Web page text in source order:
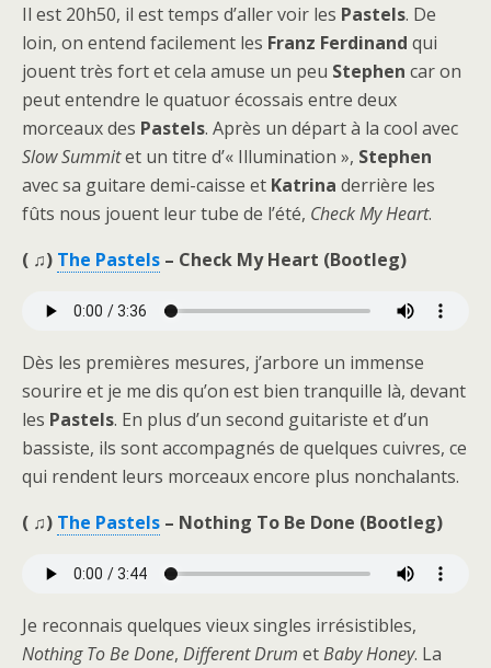
Il est 20h50, il est temps d’aller voir les Pastels. De
loin, on entend facilement les Franz Ferdinand qui
jouent très fort et cela amuse un peu Stephen car on
peut entendre le quatuor écossais entre deux
morceaux des Pastels. Après un départ à la cool avec
Slow Summitet un titre d’« Illumination », Stephen
avec sa guitare demi-caisse et Katrina derrière les
fûts nous jouent leur tube de l’été, Check My Heart.
( ♫) The Pastels – Check My Heart (Bootleg)
Dès les premières mesures, j’arbore un immense
sourire et je me dis qu’on est bien tranquille là, devant
les Pastels. En plus d’un second guitariste et d’un
bassiste, ils sont accompagnés de quelques cuivres, ce
qui rendent leurs morceaux encore plus nonchalants.
( ♫) The Pastels – Nothing To Be Done (Bootleg)
Je reconnais quelques vieux singles irrésistibles,
Nothing To Be Done, Different Drum etBaby Honey. La